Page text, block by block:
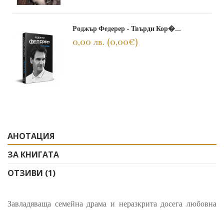
Роджър Федерер - Твърди Кор�...
0,00 лв. (0,00€)
АНОТАЦИЯ
ЗА КНИГАТА
ОТЗИВИ (1)
Завладяваща семейна драма и неразкрита досега любовна